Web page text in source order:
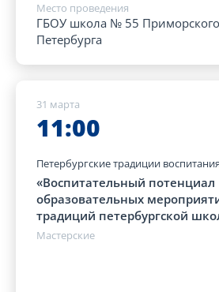
Место проведения
ГБОУ школа № 55
Петербурга
31 марта
11:00
Петербургские традиции воспитания
«Воспитательный потенциал
образовательных
традиций петербургской
Мастерские